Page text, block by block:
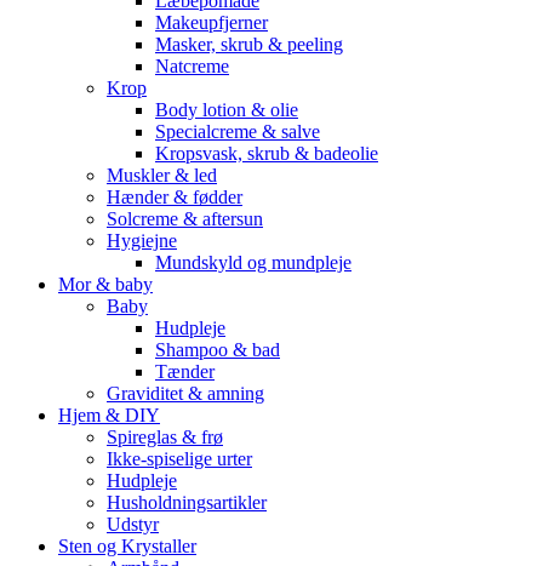
Makeupfjerner
Masker, skrub & peeling
Natcreme
Krop
Body lotion & olie
Specialcreme & salve
Kropsvask, skrub & badeolie
Muskler & led
Hænder & fødder
Solcreme & aftersun
Hygiejne
Mundskyld og mundpleje
Mor & baby
Baby
Hudpleje
Shampoo & bad
Tænder
Graviditet & amning
Hjem & DIY
Spireglas & frø
Ikke-spiselige urter
Hudpleje
Husholdningsartikler
Udstyr
Sten og Krystaller